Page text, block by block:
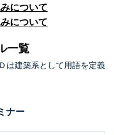
について
について
一覧
は建築系として用語を定義
ナー